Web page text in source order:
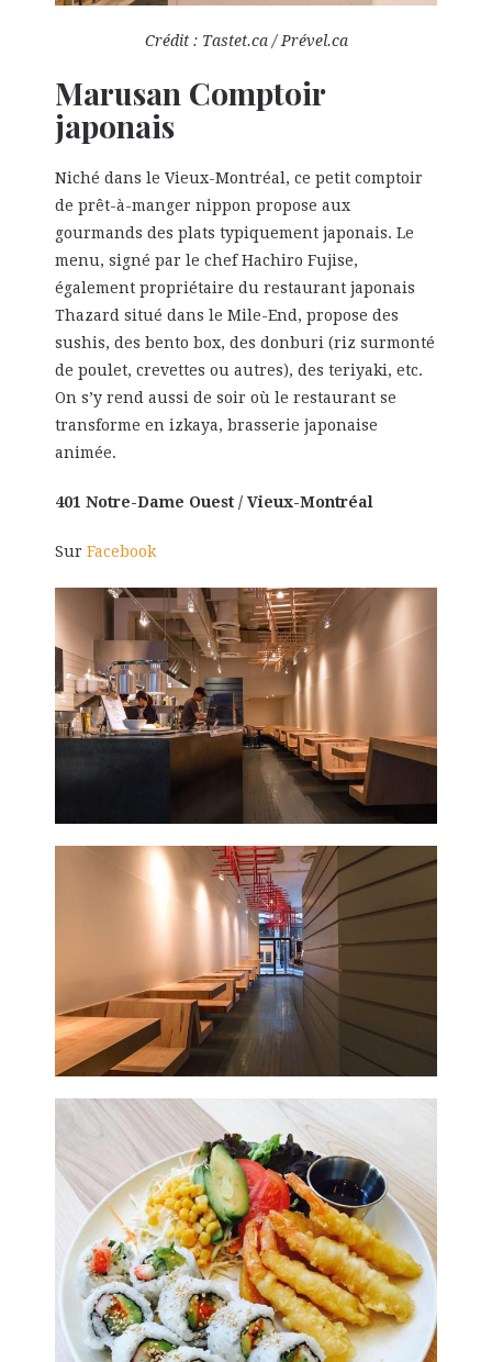
Crédit : Tastet.ca / Prével.ca
Marusan Comptoir
japonais
Niché dans le Vieux-Montréal, ce petit comptoir
de prêt-à-manger nippon propose aux
gourmands des plats typiquement japonais. Le
menu, signé par le chef Hachiro Fujise,
également propriétaire du restaurant japonais
Thazard situé dans le Mile-End, propose des
sushis, des bento box, des donburi (riz surmonté
de poulet, crevettes ou autres), des teriyaki, etc.
On s’y rend aussi de soir où le restaurant se
transforme en izkaya, brasserie japonaise
animée.
401 Notre-Dame Ouest / Vieux-Montréal
Sur Facebook